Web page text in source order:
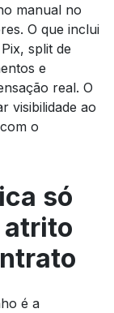
manual no
O que inclui
split de
e
real. O
visibilidade ao
o
só
atrito
é a